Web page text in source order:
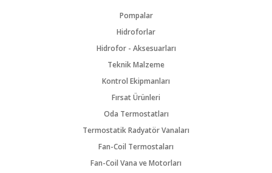
Pompalar
Hidroforlar
Hidrofor - Aksesuarları
Teknik Malzeme
Kontrol Ekipmanları
Fırsat Ürünleri
Oda Termostatları
Termostatik Radyatör Vanaları
Fan-Coil Termostaları
Fan-Coil Vana ve Motorları